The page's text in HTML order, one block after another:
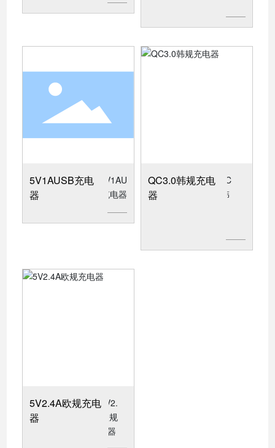
5V1AUSB充电
器
QC3.0韩规充电
器
5V2.4A欧规充电
器